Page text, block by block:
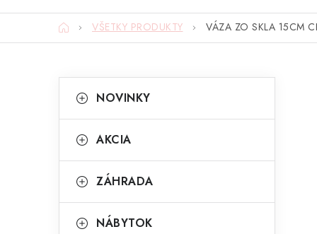
DomovVŠETKY PRODUKTY VÁZA ZO SKLA 15CM
o
n
ý
kategórie
a
e
ó
NOVINKY
AKCIA
ZÁHRADA
NÁBYTOK